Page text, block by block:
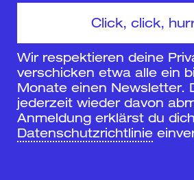
Wir respektieren deine
verschicken etwa alle ein
Monate einen Newsletter.
jederzeit wieder davon
Anmeldung erklärst du
Datenschutzrichtlinie